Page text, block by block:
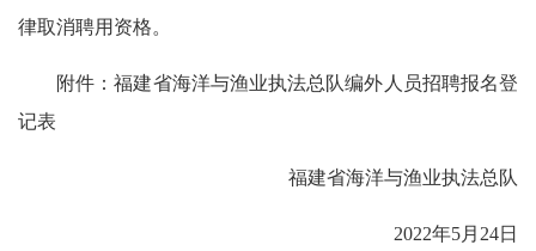
律取消聘用资格。
附件：福建省海洋与渔业执法总队编外人员招聘报名登
记表
福建省海洋与渔业执法总队
2022年5月24日